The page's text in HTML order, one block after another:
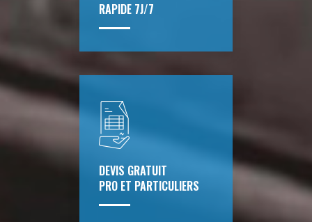
RAPIDE 7J/7
DEVIS GRATUIT
PRO ET PARTICULIERS